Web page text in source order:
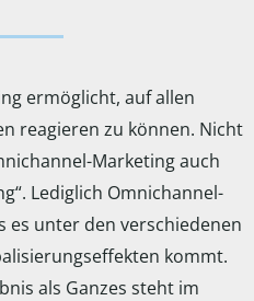
ermöglicht, auf allen
reagieren zu können. Nicht
Marketing auch
Lediglich Omnichannel-
es unter den verschiedenen
kommt.
als Ganzes steht im